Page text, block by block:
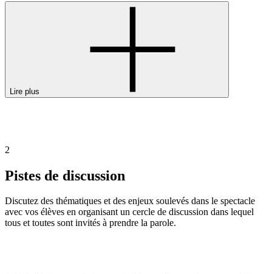
Lire plus
2
Pistes de discussion
Discutez des thématiques et des enjeux soulevés dans le spectacle
avec vos élèves en organisant un cercle de discussion dans lequel
tous et toutes sont invités à prendre la parole.